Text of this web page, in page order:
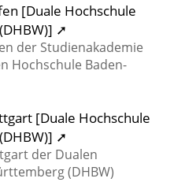
[Duale Hochschule
➚
der Studienakademie
Hochschule Baden-
[Duale Hochschule
➚
der Dualen
(DHBW)